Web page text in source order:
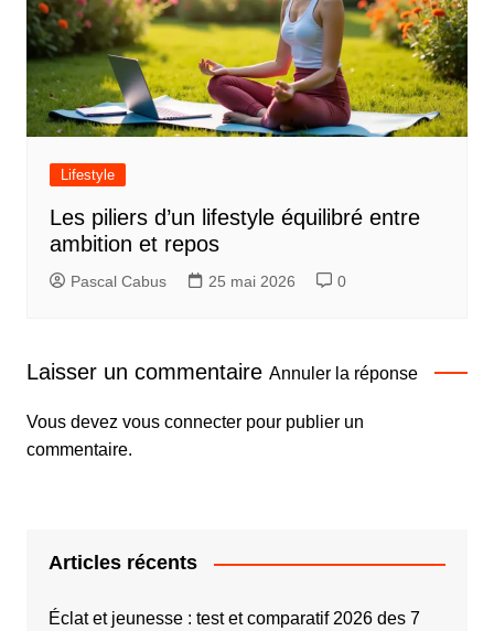
Lifestyle
Les piliers d’un lifestyle équilibré entre
ambition et repos
Pascal Cabus 25 mai 2026 0
Laisser un commentaire Annuler la réponse
Vous devez vous connecterpour publier un
commentaire.
Articles récents
Éclat et jeunesse : test et comparatif 2026 des 7